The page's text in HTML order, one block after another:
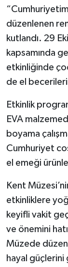
düzenlenen
kutlandı. 29
kapsamında
etkinliğinde
de el
Etkinlik
EVA
boyama
Cumhuriyet
el emeği
Kent
etkinliklere
keyifli vakit
ve önemini
Müzede
hayal